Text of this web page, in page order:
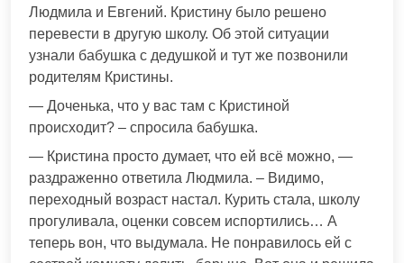
Людмила и Евгений. Кристину было решено
перевести в другую школу. Об этой ситуации
узнали бабушка с дедушкой и тут же позвонили
родителям Кристины.
— Доченька, что у вас там с Кристиной
происходит? – спросила бабушка.
— Кристина просто думает, что ей всё можно, —
раздраженно ответила Людмила. – Видимо,
переходный возраст настал. Курить стала, школу
прогуливала, оценки совсем испортились… А
теперь вон, что выдумала. Не понравилось ей с